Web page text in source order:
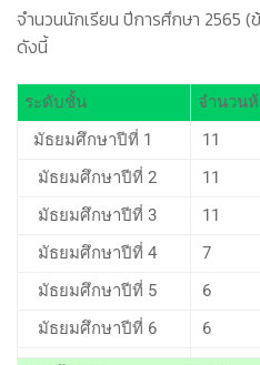
จำนวนนักเรียน ปีการศึกษา 2565
ดังนี้
ระดับชั้น จำนวน
มัธยมศึกษาปีที่ 1
11
มัธยมศึกษาปีที่ 2
11
มัธยมศึกษาปีที่ 3
11
มัธยมศึกษาปีที่ 4
7
มัธยมศึกษาปีที่ 5
6
มัธยมศึกษาปีที่ 6
6